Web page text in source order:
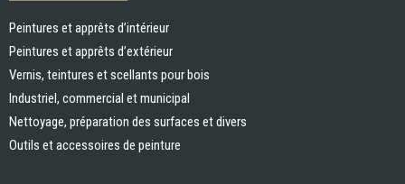
Peintures et apprêts d’intérieur
Peintures et apprêts d’extérieur
Vernis, teintures et scellants pour bois
Industriel, commercial et municipal
Nettoyage, préparation des surfaces et divers
Outils et accessoires de peinture